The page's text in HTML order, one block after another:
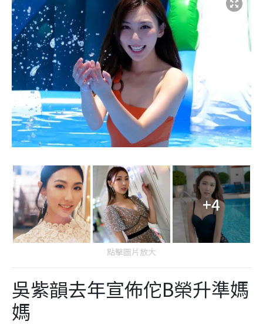
+4
點擊圖片放大
吳紫韻去年宣佈佗B榮升準媽
媽